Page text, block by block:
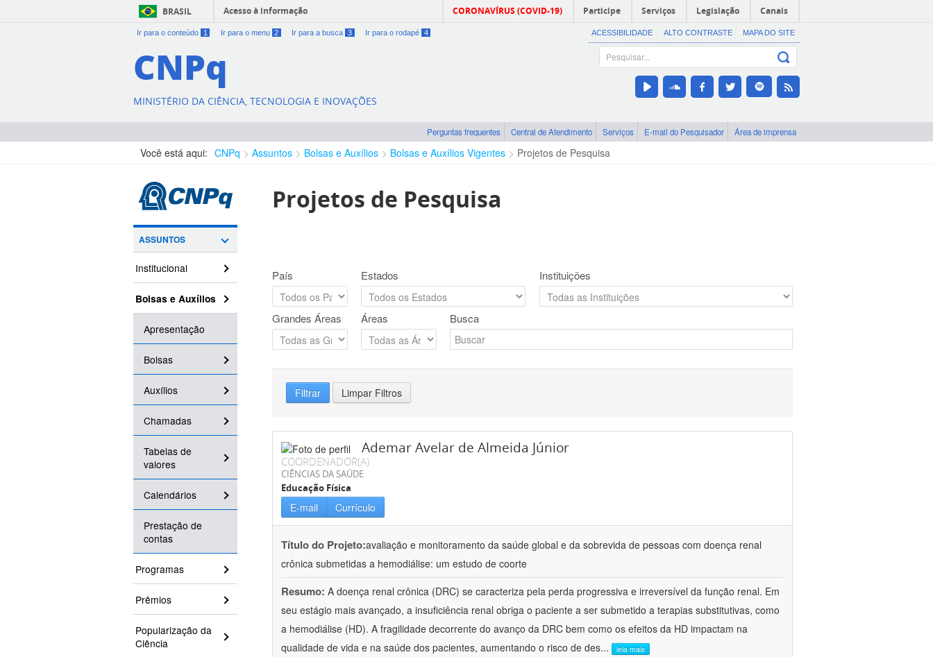
BRASIL Acesso à informação CORONAVÍRUS (COVID-19) Participe Serviços Legislação Canais
Ir para o conteúdo 1 Ir para o menu 2 Ir para a busca 3 Ir para o rodapé 4 ACESSIBILIDADE ALTO CONTRASTE MAPA DO SITE
CNPq
MINISTÉRIO DA CIÊNCIA, TECNOLOGIA E INOVAÇÕES
Perguntas frequentes Central de Atendimento Serviços E-mail do Pesquisador Área de imprensa
Você está aqui: CNPq Assuntos Bolsas e Auxílios Bolsas e Auxílios Vigentes Projetos de Pesquisa
ASSUNTOS
Institucional
Bolsas e Auxílios
Apresentação
Bolsas
Auxílios
Chamadas
Tabelas de
valores
Calendários
Prestação de
contas
Programas
Prêmios
Popularização da
Ciência
Projetos de Pesquisa
País Estados Instituições
Grandes Áreas Áreas Busca
Filtrar Limpar Filtros
Ademar Avelar de Almeida Júnior
COORDENADOR(A)
CIÊNCIAS DA SAÚDE
Educação Física
E-mail Currículo
Título do Projeto:avaliação e monitoramento da saúde global e da sobrevida de pessoas com doença renal
crônica submetidas a hemodiálise: um estudo de coorte
Resumo: A doença renal crônica (DRC) se caracteriza pela perda progressiva e irreversível da função renal. Em
seu estágio mais avançado, a insuficiência renal obriga o paciente a ser submetido a terapias substitutivas, como
a hemodiálise (HD). A fragilidade decorrente do avanço da DRC bem como os efeitos da HD impactam na
qualidade de vida e na saúde dos pacientes, aumentando o risco de des... leia mais